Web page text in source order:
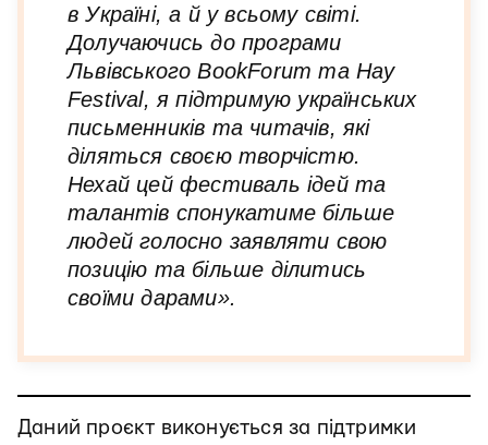
в Україні, а й у всьому світі.
Долучаючись до програми
Львівського BookForum та Hay
Festival, я підтримую українських
письменників та читачів, які
діляться своєю творчістю.
Нехай цей фестиваль ідей та
талантів спонукатиме більше
людей голосно заявляти свою
позицію та більше ділитись
своїми дарами».
Даний проєкт виконується за підтримки